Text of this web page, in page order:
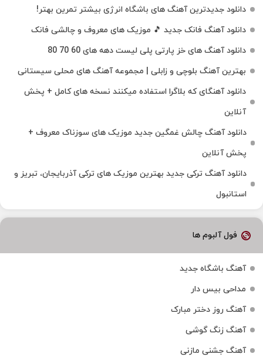
دانلود جدیدترین آهنگ‌ های باشگاه انرژی بیشتر تمرین بهتر!
دانلود آهنگ فانک جدید 🎵 موزیک‌ های معروف و چالشی فانک
دانلود آهنگ های خز پارتی پلی لیست دهه های 60 70 80
بهترین آهنگ بلوچی و زابلی | مجموعه آهنگ‌ های محلی سیستانی
دانلود آهنگای که بلاگرا استفاده میکنند نسخه های کامل + پخش
آنلاین
دانلود آهنگ چالش غمگین جدید موزیک های سوزناک معروف +
پخش آنلاین
دانلود آهنگ ترکی جدید بهترین موزیک‌ های ترکی آذربایجان، تبریز و
استانبول
فول آلبوم ها
آهنگ باشگاه جدید
مداحی بیس دار
آهنگ روز دختر مبارک
آهنگ زنگ گوشی
آهنگ جشنی مازنی